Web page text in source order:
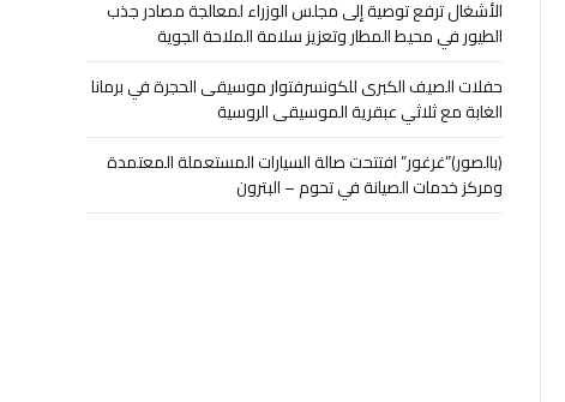
الأشغال ترفع توصية إلى مجلس الوزراء لمعالجة مصادر جذب
الطيور في محيط المطار وتعزيز سلامة الملاحة الجوية
حفلات الصيف الكبرى للكونسرفتوار موسيقى الحجرة في برمانا
الغابة مع ثلاثي عبقرية الموسيقى الروسية
(بالصور)”غرغور” افتتحت صالة السيارات المستعملة المعتمدة
ومركز خدمات الصيانة في تحوم – البترون